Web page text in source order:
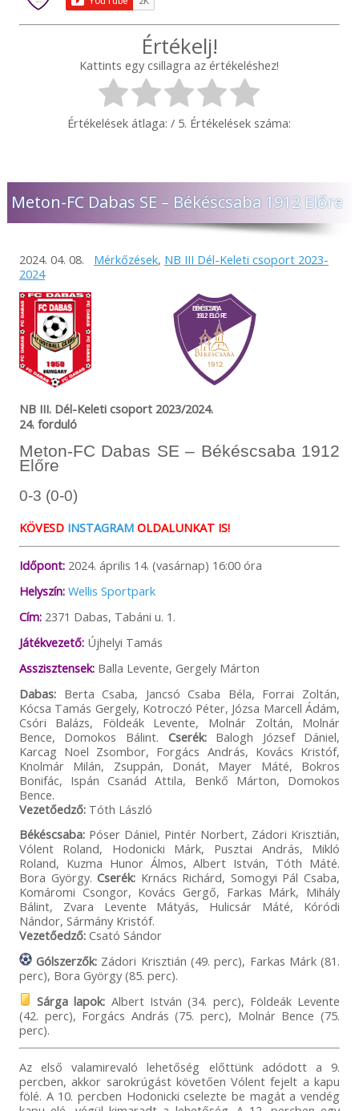
Értékelj!
Kattints egy csillagra az értékeléshez!
Értékelések átlaga:/ 5. Értékelések száma:
Meton-FC Dabas SE – Békéscsaba 1912 Előre
2024. 04. 08. Mérkőzések, NB III Dél-Keleti csoport 2023-
2024
NB III. Dél-Keleti csoport 2023/2024.
24. forduló
Meton-FC Dabas SE – Békéscsaba 1912
Előre
0-3 (0-0)
KÖVESD INSTAGRAMOLDALUNKAT IS!
Időpont:2024. április 14. (vasárnap) 16:00 óra
Helyszín: Wellis Sportpark
Cím:2371 Dabas, Tabáni u. 1.
Játékvezető:Újhelyi Tamás
Asszisztensek:Balla Levente, Gergely Márton
Dabas:Berta Csaba, Jancsó Csaba Béla, Forrai Zoltán,
Kócsa Tamás Gergely, Kotroczó Péter, Józsa Marcell Ádám,
Csóri Balázs, Földeák Levente, Molnár Zoltán, Molnár
Bence, Domokos Bálint. Cserék:Balogh József Dániel,
Karcag Noel Zsombor, Forgács András, Kovács Kristóf,
Knolmár Milán, Zsuppán, Donát, Mayer Máté, Bokros
Bonifác, Ispán Csanád Attila, Benkő Márton, Domokos
Bence.
Vezetőedző:Tóth László
Békéscsaba:Póser Dániel, Pintér Norbert, Zádori Krisztián,
Vólent Roland, Hodonicki Márk, Pusztai András, Mikló
Roland, Kuzma Hunor Álmos, Albert István, Tóth Máté.
Bora György.Cserék: Krnács Richárd, Somogyi Pál Csaba,
Komáromi Csongor, Kovács Gergő, Farkas Márk, Mihály
Bálint, Zvara Levente Mátyás, Hulicsár Máté, Kóródi
Nándor, Sármány Kristóf.
Vezetőedző:Csató Sándor
Gólszerzők: Zádori Krisztián (49. perc), Farkas Márk (81.
perc), Bora György (85. perc).
Sárga lapok: Albert István (34. perc), Földeák Levente
(42. perc), Forgács András (75. perc), Molnár Bence (75.
perc).
Az első valamirevaló lehetőség előttünk adódott a 9.
percben, akkor sarokrúgást követően Vólent fejelt a kapu
fölé. A 10. percben Hodonicki cselezte be magát a vendég